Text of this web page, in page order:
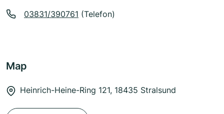
03831/390761 (Telefon)
Map
Heinrich-Heine-Ring 121, 18435 Stralsund